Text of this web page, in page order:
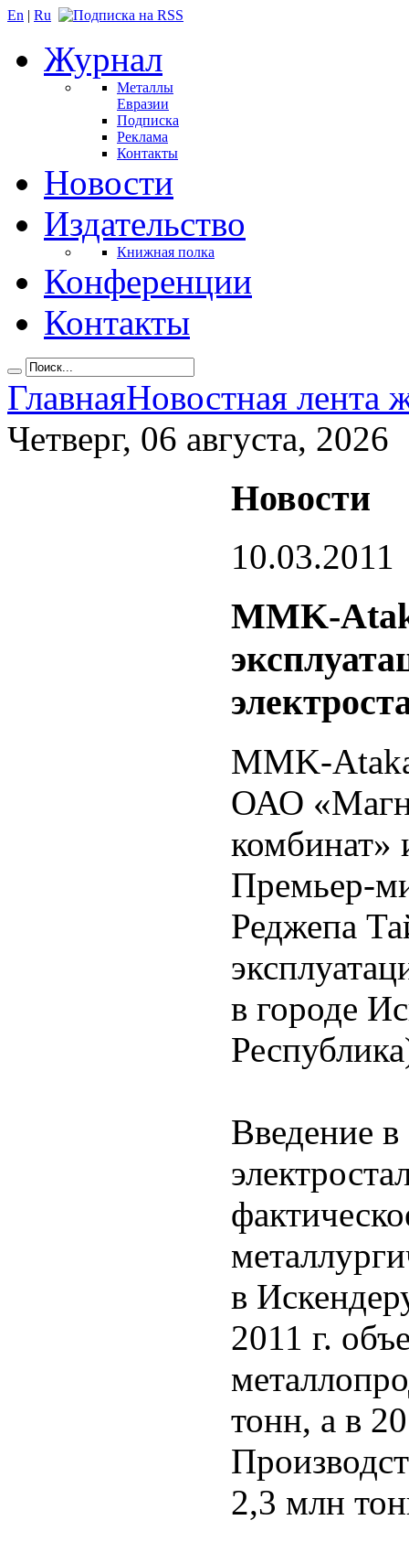
En | Ru
Журнал
Металлы
Евразии
Подписка
Реклама
Контакты
Новости
Издательство
Книжная полка
Конференции
Контакты
ГлавнаяНовостная лента
Четверг, 06 августа, 2026
Новости
10.03.2011
MMK-
MMK-
ОАО
комбинат»
Премьер-
Реджепа
в городе
Введение
в
2011 г.
тонн, а в
2,3 млн